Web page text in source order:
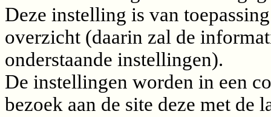
Deze instelling is van
overzicht (daarin zal de
onderstaande instellingen).
De instellingen worden in een
bezoek aan de site deze met de